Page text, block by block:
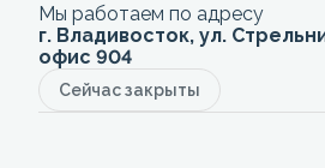
Мы работаем по адресу
г. Владивосток, ул.
офис 904
Сейчас закрыты